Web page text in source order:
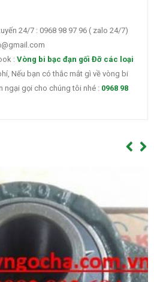
24/7 : 0968 98 97 96 ( zalo 24/7)
: Vòng bi bạc đạn gối Đỡ các loại
Nếu bạn có thắc mắt gì về vòng bi
ngại gọi cho chúng tôi nhé : 0968 98